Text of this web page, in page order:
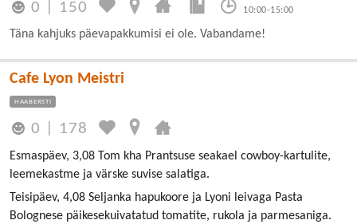
0 150 10:00-15:00
Täna kahjuks päevapakkumisi ei ole. Vabandame!
Cafe Lyon Meistri
HAABERSTI
0 178
Esmaspäev, 3,08 Tom kha Prantsuse seakael cowboy-kartulite,
leemekastme ja värske suvise salatiga.
Teisipäev, 4,08 Seljanka hapukoore ja Lyoni leivaga Pasta
Bolognese päikesekuivatatud tomatite, rukola ja parmesaniga.